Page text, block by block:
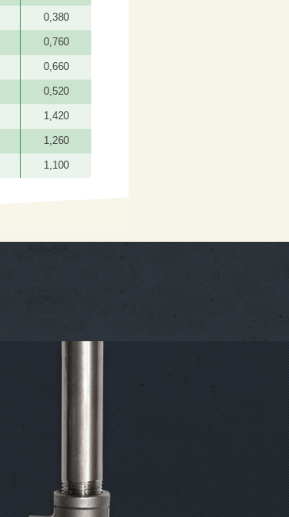
0,380
0,760
0,660
0,520
1,420
1,260
1,100